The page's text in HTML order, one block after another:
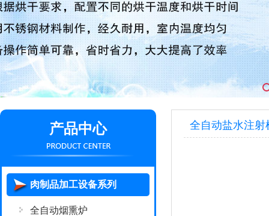
产品中心
肉制品加工设备系列
全自动烟熏炉
全自动盐水注射